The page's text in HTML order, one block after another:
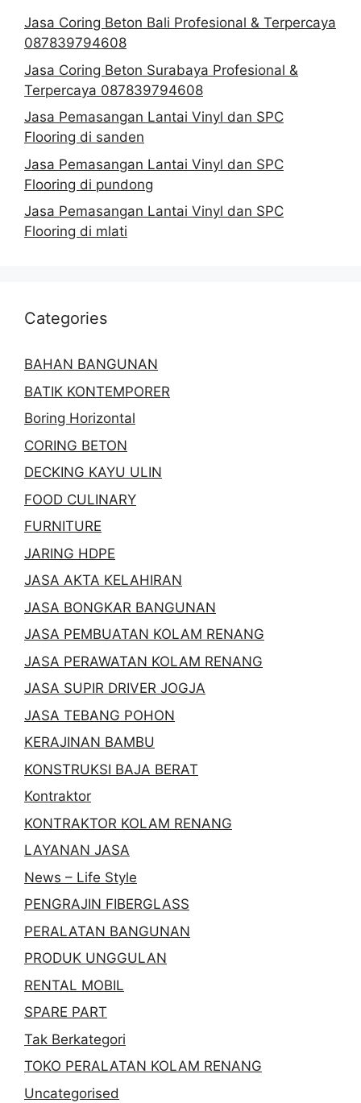
Jasa Coring Beton Bali Profesional & Terpercaya
087839794608
Jasa Coring Beton Surabaya Profesional &
Terpercaya 087839794608
Jasa Pemasangan Lantai Vinyl dan SPC
Flooring di sanden
Jasa Pemasangan Lantai Vinyl dan SPC
Flooring di pundong
Jasa Pemasangan Lantai Vinyl dan SPC
Flooring di mlati
Categories
BAHAN BANGUNAN
BATIK KONTEMPORER
Boring Horizontal
CORING BETON
DECKING KAYU ULIN
FOOD CULINARY
FURNITURE
JARING HDPE
JASA AKTA KELAHIRAN
JASA BONGKAR BANGUNAN
JASA PEMBUATAN KOLAM RENANG
JASA PERAWATAN KOLAM RENANG
JASA SUPIR DRIVER JOGJA
JASA TEBANG POHON
KERAJINAN BAMBU
KONSTRUKSI BAJA BERAT
Kontraktor
KONTRAKTOR KOLAM RENANG
LAYANAN JASA
News – Life Style
PENGRAJIN FIBERGLASS
PERALATAN BANGUNAN
PRODUK UNGGULAN
RENTAL MOBIL
SPARE PART
Tak Berkategori
TOKO PERALATAN KOLAM RENANG
Uncategorised